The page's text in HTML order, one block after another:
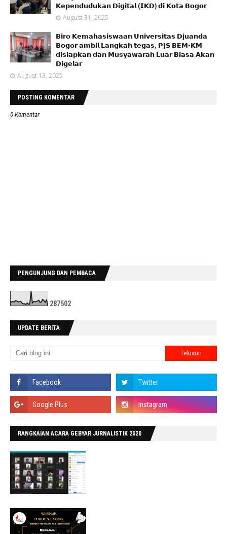
𝗞𝗲𝗽𝗲𝗻𝗱𝘂𝗱𝘂𝗸𝗮𝗻 𝗗𝗶𝗴𝗶𝘁𝗮𝗹 (𝗜𝗞𝗗) 𝗱𝗶 𝗞𝗼𝘁𝗮 𝗕𝗼𝗴𝗼𝗿
August 31, 2025
𝗕𝗶𝗿𝗼 𝗞𝗲𝗺𝗮𝗵𝗮𝘀𝗶𝘀𝘄𝗮𝗮𝗻 𝗨𝗻𝗶𝘃𝗲𝗿𝘀𝗶𝘁𝗮𝘀 𝗗𝗷𝘂𝗮𝗻𝗱𝗮
𝗕𝗼𝗴𝗼𝗿 𝗮𝗺𝗯𝗶𝗹 𝗟𝗮𝗻𝗴𝗸𝗮𝗵 𝘁𝗲𝗴𝗮𝘀, 𝗣𝗝𝗦 𝗕𝗘𝗠-𝗞𝗠
𝗱𝗶𝘀𝗶𝗮𝗽𝗸𝗮𝗻 𝗱𝗮𝗻 𝗠𝘂𝘀𝘆𝗮𝘄𝗮𝗿𝗮𝗵 𝗟𝘂𝗮𝗿 𝗕𝗶𝗮𝘀𝗮 𝗔𝗸𝗮𝗻
𝗗𝗶𝗴𝗲𝗹𝗮𝗿
August 13, 2025
POSTING KOMENTAR
0 Komentar
PENGUNJUNG DAN PEMBACA
287502
UPDATE BERITA
RANGKAIAN ACARA GEBYAR JURNALISTIK 2020